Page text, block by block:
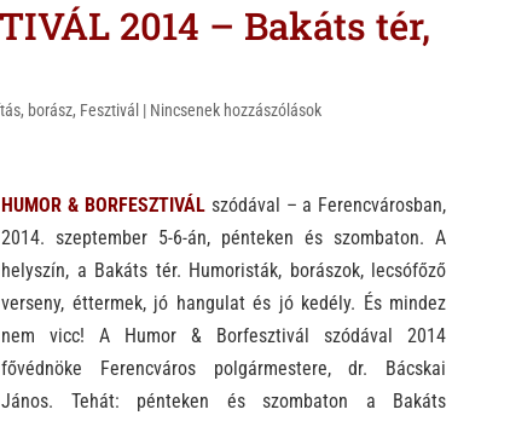
2014 – Bakáts tér,
, borász, Fesztivál | Nincsenek hozzászólások
HUMOR & BORFESZTIVÁL szódával – a Ferencvárosban,
2014. szeptember 5-6-án, pénteken és szombaton. A
helyszín, a Bakáts tér. Humoristák, borászok, lecsófőző
verseny, éttermek, jó hangulat és jó kedély. És mindez
nem vicc! A Humor & Borfesztivál szódával 2014
fővédnöke Ferencváros polgármestere, dr. Bácskai
János. Tehát: pénteken és szombaton a Bakáts